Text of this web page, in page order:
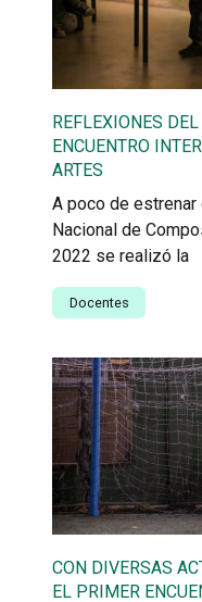
REFLEXIONES
ENCUENTRO
ARTES
A poco de
Nacional de
2022 se realizó la
Docentes
CON DIVERSAS
EL PRIMER